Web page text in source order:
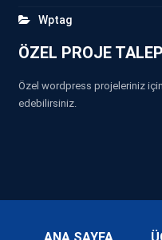
Wptag
ÖZEL PROJE TALEP
Özel wordpress projeleriniz
edebilirsiniz.